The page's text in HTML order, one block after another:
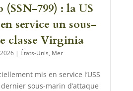
(SSN-799) : la US
service un sous-
classe Virginia
| États-Unis, Mer
mis en service l’USS
dernier sous-marin d’attaque